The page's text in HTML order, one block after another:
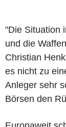
"Die Situation
und die
Christian
es nicht zu
Anleger sehr
Börsen den